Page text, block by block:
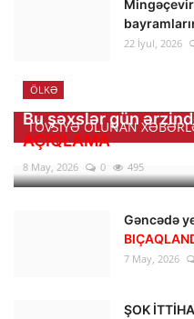
22 İyul, 2026
TÖVSIYƏ OLUNAN
ÖLKƏ
Bu şəxslər gün
AÇIQLAMA
8 May, 2026 0 495
Gəncədə
7 May, 2026
ŞOK